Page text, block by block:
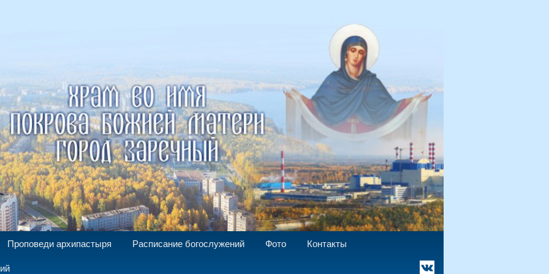
Божией Матери г. Заречный
Проповеди архипастыря Расписание богослужений Фото
Контакты
`